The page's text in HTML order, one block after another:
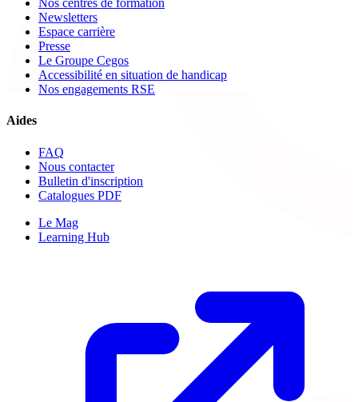
Nos centres de formation
Newsletters
Espace carrière
Presse
Le Groupe Cegos
Accessibilité en situation de handicap
Nos engagements RSE
Aides
FAQ
Nous contacter
Bulletin d'inscription
Catalogues PDF
Le Mag
Learning Hub